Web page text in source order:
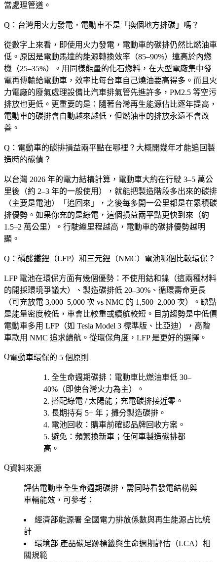
當處理管道。
Q：台灣用火力發電，電動車不是「換個地方排碳」嗎？
從數字上來看，即使用火力發電，電動車的碳排仍然比燃油車
低。原因是電動馬達的能源轉換效率（85–90%）遠高於內燃
機（25–35%）。用同樣能量的化石燃料，在大型電廠集中發
電再傳輸給電動車，效率比每台車自己燒油要高得多。而且火
力電廠的廢氣處理設備比汽車排氣管先進許多，PM2.5 等空污
排放也更低。更重要的是：隨著台灣再生能源佔比逐年提高，
電動車的碳排會自動越來越低，但燃油車的排放永遠不會改
善。
Q：電動車的碳排損益兩平點在哪裡？大概開幾年才能追回製
造時的碳債？
以台灣 2026 年的電力結構計算，電動車大約在行駛 3–5 萬公
里後（約 2–3 年的一般使用），就能把製造階段多出來的碳排
（主要是電池）「追回來」，之後每多開一公里都是在累積碳
排優勢。如果你充的是綠電，這個損益兩平點更快到來（約
1.5–2 萬公里）。行駛總里程越高，電動車的碳排優勢越明
顯。
Q：磷酸鐵鋰（LFP）和三元鋰（NMC）電池哪個比較環保？
LFP 電池在環保方面有幾個優勢：不使用鈷和鎳（這兩種材料
的開採環境爭議大）、製造碳排低 20–30%、循環壽命更長
（可充放電 3,000–5,000 次 vs NMC 的 1,500–2,000 次）。缺點
是能量密度較低，車會比較重或續航較短。目前趨勢是中低價
電動車多用 LFP（如 Tesla Model 3 標準版、比亞迪），高階
車款用 NMC 追求續航。從環保角度，LFP 是更好的選擇。
電動車環保的 5 個原則
全生命週期碳排 ：電動車比燃油車低 30–
40%（即使台灣火力為主）。
搭配綠電 / 太陽能 ；充電碳排接近零。
長期持有 5+ 年 ；攤分製造碳排。
電池回收 ：購車前確認品牌回收方案。
避免 ：頻繁換新車；任何車製造碳排都
高。
資料來源
評估電動車全生命週期碳排，需同時看發電結構與
車輛能效，可參考：
經濟部能源署 全國電力排放係數與再生能源占比統
計
環境部 產品碳足跡標籤與生命週期評估（LCA）相
關規範